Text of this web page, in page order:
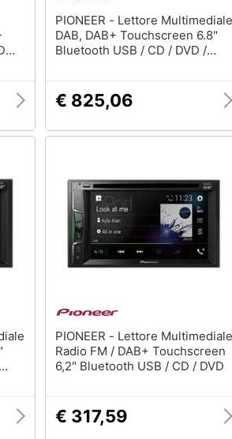
PIONEER - Lettore Multimediale
DAB, DAB+ Touchscreen 6.8"
Bluetooth USB / CD / DVD /
€ 825,06
PIONEER - Lettore Multimediale
Radio FM / DAB+ Touchscreen
6,2" Bluetooth USB / CD / DVD
€ 317,59